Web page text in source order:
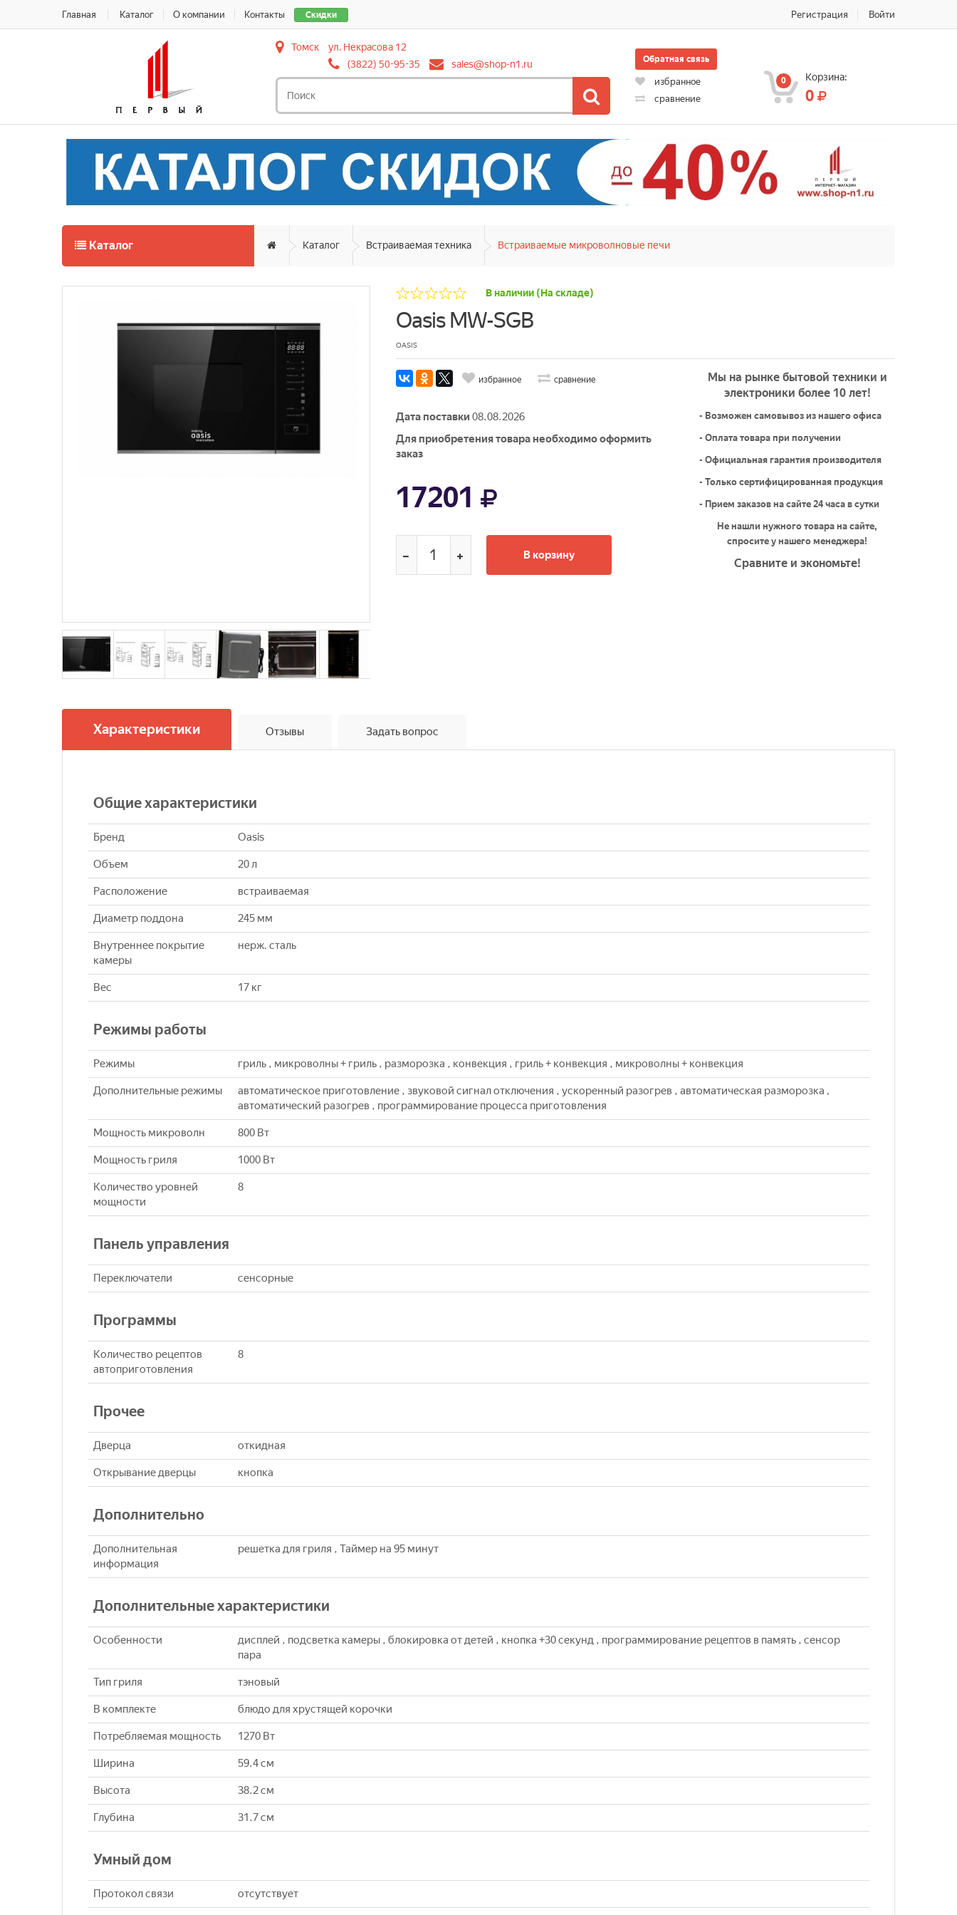
Скидки
Главная Каталог О компании Контакты Регистрация Войти
Томск
ул. Некрасова 12
(3822) 50-95-35
sales@shop-n1.ru Обратная связь
избранное
сравнение
0 Корзина:
0
Каталог Каталог Встраиваемая техника Встраиваемые микроволновые печи
В наличии (На складе)
Oasis MW-SGB
OASIS
избранное сравнение
Дата поставки 08.08.2026
Для приобретения товара необходимо оформить
заказ
17201
В корзину
Мы на рынке бытовой техники и
электроники более 10 лет!
- Возможен самовывоз из нашего офиса
- Оплата товара при получении
- Официальная гарантия производителя
- Только сертифицированная продукция
- Прием заказов на сайте 24 часа в сутки
Не нашли нужного товара на сайте,
спросите у нашего менеджера!
Сравните и экономьте!
Характеристики Отзывы Задать вопрос
Общие характеристики
Бренд Oasis
Объем 20 л
Расположение встраиваемая
Диаметр поддона 245 мм
Внутреннее покрытие
камеры
нерж. сталь
Вес 17 кг
Режимы работы
Режимы гриль , микроволны + гриль , разморозка , конвекция , гриль + конвекция , микроволны + конвекция
Дополнительные режимы
автоматическое приготовление , звуковой сигнал отключения , ускоренный разогрев , автоматическая разморозка ,
автоматический разогрев , программирование процесса приготовления
Мощность микроволн 800 Вт
Мощность гриля 1000 Вт
Количество уровней
мощности
8
Панель управления
Переключатели сенсорные
Программы
Количество рецептов
автоприготовления
8
Прочее
Дверца откидная
Открывание дверцы кнопка
Дополнительно
Дополнительная
информация
решетка для гриля , Таймер на 95 минут
Дополнительные характеристики
Особенности
дисплей , подсветка камеры , блокировка от детей , кнопка +30 секунд , программирование рецептов в память , сенсор
пара
Тип гриля тэновый
В комплекте блюдо для хрустящей корочки
Потребляемая мощность 1270 Вт
Ширина 59.4 см
Высота 38.2 см
Глубина 31.7 см
Умный дом
Протокол связи отсутствует